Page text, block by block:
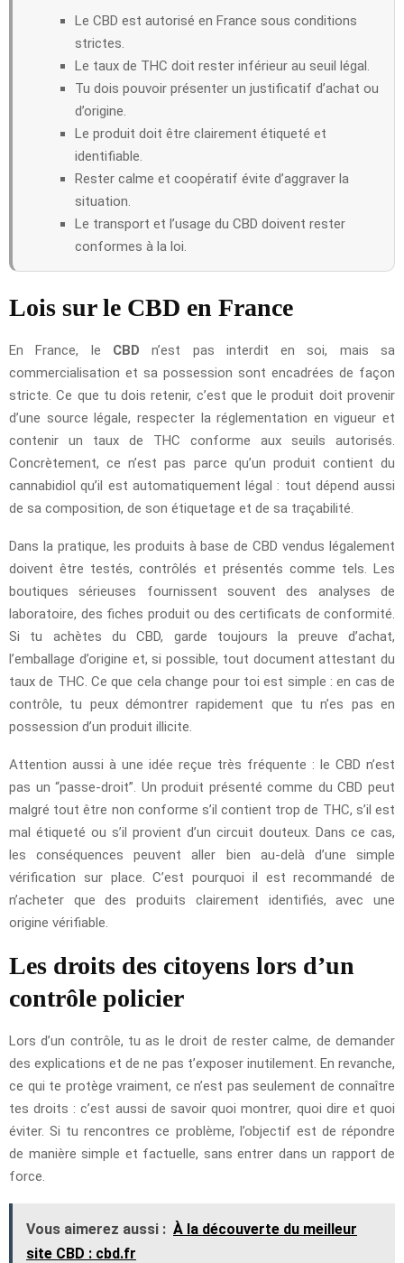
Le CBD est autorisé en France sous conditions
strictes.
Le taux de THC doit rester inférieur au seuil légal.
Tu dois pouvoir présenter un justificatif d’achat ou
d’origine.
Le produit doit être clairement étiqueté et
identifiable.
Rester calme et coopératif évite d’aggraver la
situation.
Le transport et l’usage du CBD doivent rester
conformes à la loi.
Lois sur le CBD en France
En France, le CBD n’est pas interdit en soi, mais sa
commercialisation et sa possession sont encadrées de façon
stricte. Ce que tu dois retenir, c’est que le produit doit provenir
d’une source légale, respecter la réglementation en vigueur et
contenir un taux de THC conforme aux seuils autorisés.
Concrètement, ce n’est pas parce qu’un produit contient du
cannabidiol qu’il est automatiquement légal : tout dépend aussi
de sa composition, de son étiquetage et de sa traçabilité.
Dans la pratique, les produits à base de CBD vendus légalement
doivent être testés, contrôlés et présentés comme tels. Les
boutiques sérieuses fournissent souvent des analyses de
laboratoire, des fiches produit ou des certificats de conformité.
Si tu achètes du CBD, garde toujours la preuve d’achat,
l’emballage d’origine et, si possible, tout document attestant du
taux de THC. Ce que cela change pour toi est simple : en cas de
contrôle, tu peux démontrer rapidement que tu n’es pas en
possession d’un produit illicite.
Attention aussi à une idée reçue très fréquente : le CBD n’est
pas un “passe-droit”. Un produit présenté comme du CBD peut
malgré tout être non conforme s’il contient trop de THC, s’il est
mal étiqueté ou s’il provient d’un circuit douteux. Dans ce cas,
les conséquences peuvent aller bien au-delà d’une simple
vérification sur place. C’est pourquoi il est recommandé de
n’acheter que des produits clairement identifiés, avec une
origine vérifiable.
Les droits des citoyens lors d’un
contrôle policier
Lors d’un contrôle, tu as le droit de rester calme, de demander
des explications et de ne pas t’exposer inutilement. En revanche,
ce qui te protège vraiment, ce n’est pas seulement de connaître
tes droits : c’est aussi de savoir quoi montrer, quoi dire et quoi
éviter. Si tu rencontres ce problème, l’objectif est de répondre
de manière simple et factuelle, sans entrer dans un rapport de
force.
Vous aimerez aussi : À la découverte du meilleur
site CBD : cbd.fr